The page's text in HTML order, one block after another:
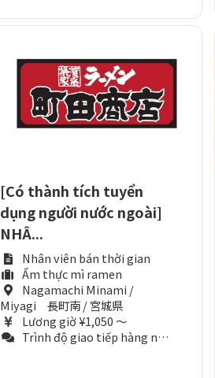
[Có thành tích tuyển
dụng người nước ngoài]
NHÂ...
Nhân viên bán thời gian
Ẩm thực mì ramen
Nagamachi Minami /
Miyagi 長町南 / 宮城県
Lương giờ ¥1,050 ～
Trình độ giao tiếp hàng ngày (Tương đương N3)